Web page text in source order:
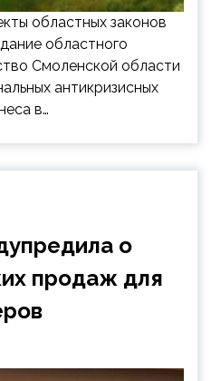
областных законов
областного
Смоленской области
антикризисных
в…
о
продаж для